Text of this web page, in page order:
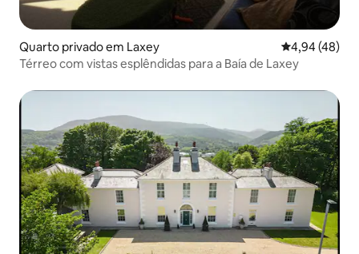
Quarto privado em Laxey Classificação
4,94 (48)
Térreo com vistas esplêndidas para a Baía de Laxey